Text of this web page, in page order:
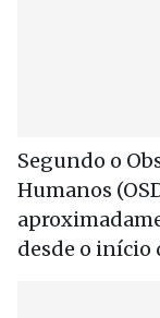
Segundo o
Humanos
desde o início